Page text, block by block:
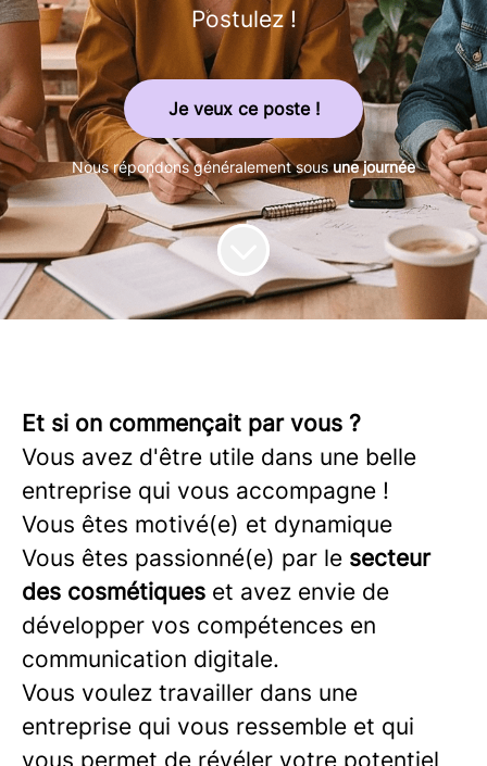
Postulez !
Je veux ce poste !
Nous répondons généralement sousune journée
Et si on commençait par vous ?
Vous avez d'être utile dans une belle
entreprise qui vous accompagne !
Vous êtes motivé(e) et dynamique
Vous êtes passionné(e) par le secteur
des cosmétiques et avez envie de
développer vos compétences en
communication digitale.
Vous voulez travailler dans une
entreprise qui vous ressemble et qui
vous permet de révéler votre potentiel